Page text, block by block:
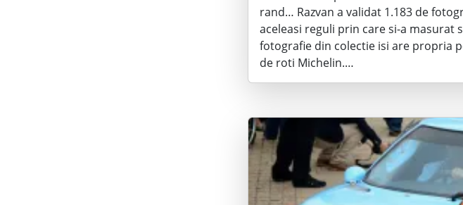
rand… Razvan a validat 1.183 de
aceleasi reguli prin care si-a masurat
fotografie din colectie isi are propria
de roti Michelin.…